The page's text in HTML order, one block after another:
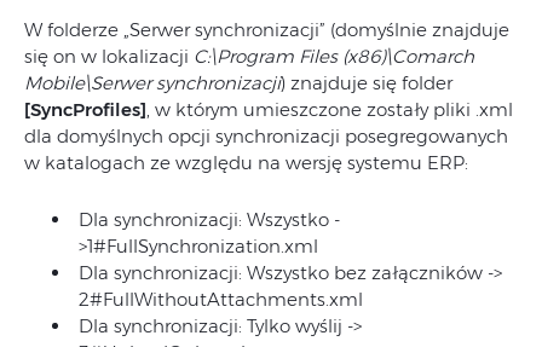
W folderze „Serwer synchronizacji” (domyślnie znajduje
się on w lokalizacji C:\Program Files (x86)\Comarch
Mobile\Serwer synchronizacji) znajduje się folder
[SyncProfiles], w którym umieszczone zostały pliki .xml
dla domyślnych opcji synchronizacji posegregowanych
w katalogach ze względu na wersję systemu ERP:
Dla synchronizacji: Wszystko -
>1#FullSynchronization.xml
Dla synchronizacji: Wszystko bez załączników ->
2#FullWithoutAttachments.xml
Dla synchronizacji: Tylko wyślij ->